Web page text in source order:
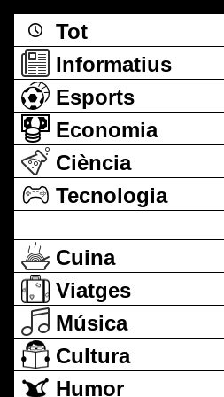
Tot
Informatius
Esports
Economia
Ciència
Tecnologia
Cuina
Viatges
Música
Cultura
Humor